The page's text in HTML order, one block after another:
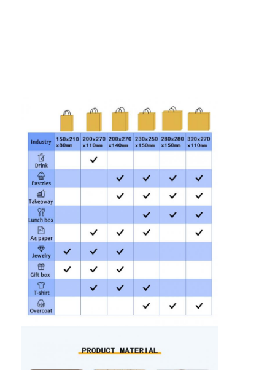
Gezichtsmasker Verpakkende Zak
Aanpassing van de brochure
Gepersonaliseerd rood pakket